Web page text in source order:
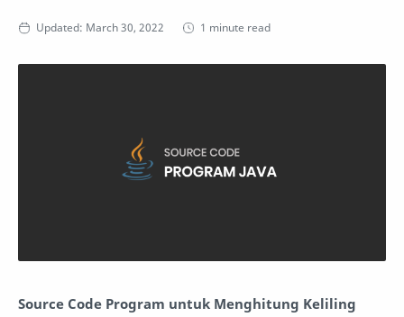
1 minute read
Source Code Program untuk Menghitung Keliling